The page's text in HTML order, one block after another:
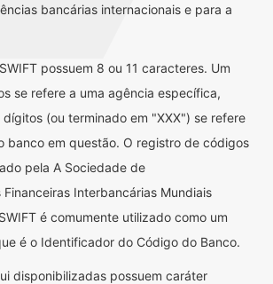
bancárias internacionais e para a
possuem 8 ou 11 caracteres. Um
se refere a uma agência específica,
(ou terminado em "XXX") se refere
banco em questão. O registro de códigos
pela A Sociedade de
Interbancárias Mundiais
é comumente utilizado como um
é o Identificador do Código do Banco.
disponibilizadas possuem caráter